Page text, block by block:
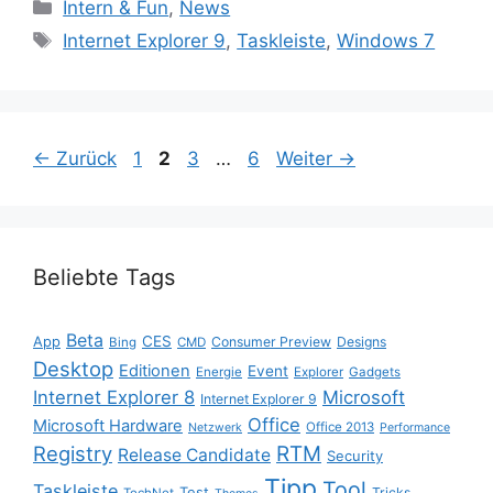
Intern & Fun, News
Schlagwörter
Internet Explorer 9,Taskleiste,Windows 7
← Zurück Seite
1 Seite
2 Seite
3 … Seite
6 Weiter →
Beliebte Tags
App Beta Bing CES CMD Consumer Preview Designs
Desktop Editionen Energie Event Explorer Gadgets
Internet Explorer 8 Internet Explorer 9 Microsoft
Microsoft Hardware Netzwerk Office Office 2013 Performance
Registry Release Candidate RTM Security